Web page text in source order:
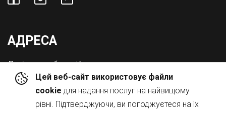
Цей веб-сайт використовує файли
cookie для надання послуг на найвищому
рівні. Підтверджуючи, ви погоджуєтеся на їх
АДРЕСА
Львівська обл., с. Конопниця,
Вул. Городоцька 8а